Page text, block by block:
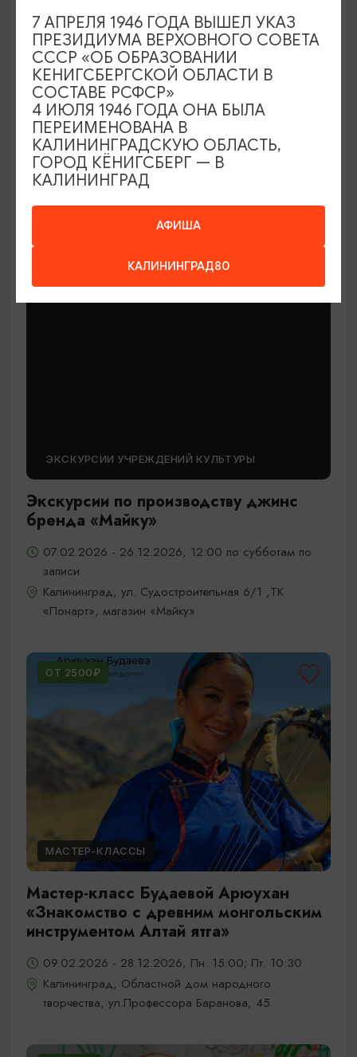
МАСТЕР-КЛАССЫ
Мастер-классы по керамике Елены
Бодяковой
Калининград, ул. Баранова, 45
ЭКСКУРСИИ УЧРЕЖДЕНИЙ КУЛЬТУРЫ
Экскурсии по производству джинс
бренда «Майку»
07.02.2026 - 26.12.2026, 12:00 по субботам по
записи
Калининград, ул. Судостроительная 6/1 ,ТК
«Понарт», магазин «Майку»
ОТ 2500₽
МАСТЕР-КЛАССЫ
Мастер-класс Будаевой Арюухан
«Знакомство с древним монгольским
инструментом Алтай ятга»
09.02.2026 - 28.12.2026, Пн. 15:00; Пт. 10:30
Калининград, Областной дом народного
творчества, ул.Профессора Баранова, 45
АФИША
КАЛИНИНГРАД80
7 АПРЕЛЯ 1946 ГОДА ВЫШЕЛ УКАЗ
ПРЕЗИДИУМА ВЕРХОВНОГО СОВЕТА
СССР «ОБ ОБРАЗОВАНИИ
КЕНИГСБЕРГСКОЙ ОБЛАСТИ В
СОСТАВЕ РСФСР»
4 ИЮЛЯ 1946 ГОДА ОНА БЫЛА
ПЕРЕИМЕНОВАНА В
КАЛИНИНГРАДСКУЮ ОБЛАСТЬ,
ГОРОД КЁНИГСБЕРГ — В
КАЛИНИНГРАД